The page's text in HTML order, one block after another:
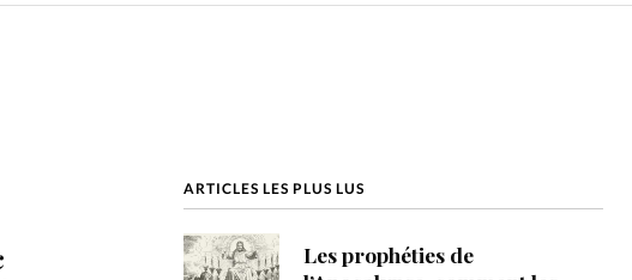
ARTICLES LES PLUS LUS
Les prophéties de